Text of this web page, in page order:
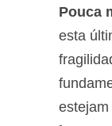
Pouca
esta
estejam